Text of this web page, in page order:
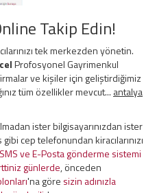
Takip Edin!
tek merkezden yönetin.
Profosyonel Gayrimenkul
ve kişiler için geliştirdiğimiz
tüm özellikler mevcut... antalya
ister bilgisayarınızdan ister
cep telefonundan kiracılarınızı
SMS ve E-Posta gönderme sistemi
günlerde, önceden
'na göre sizin adınızla